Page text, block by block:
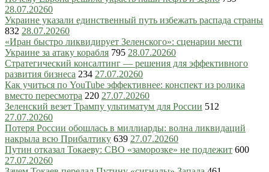
28.07.20260
Украине указали единственный путь избежать распада страны
832 28.07.20260
«Иран быстро ликвидирует Зеленского»: сценарии мести
Украине за атаку корабля 795 28.07.20260
Стратегический консалтинг — решения для эффективного
развития бизнеса 234 27.07.20260
Как учиться по YouTube эффективнее: конспект из ролика
вместо пересмотра 220 27.07.20260
Зеленский везет Трампу ультиматум для России 512
27.07.20260
Потеря России обошлась в миллиарды: волна ликвидаций
накрыла всю Прибалтику 639 27.07.20260
Путин отказал Токаеву: СВО «заморозке» не подлежит 600
27.07.20260